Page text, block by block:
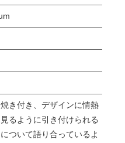
き付き、デザインに情熱
るように引き付けられる
ついて語り合っているよ